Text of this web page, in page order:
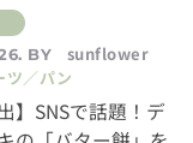
BY
sunflower
／パン
】SNSで話題！デ